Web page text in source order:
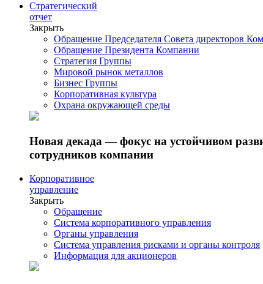
Стратегический
отчет
Закрыть
Обращение Председателя Совета директоров
Обращение Президента Компании
Стратегия Группы
Мировой рынок металлов
Бизнес Группы
Корпоративная культура
Охрана окружающей среды
Новая декада — фокус на устойчивом
сотрудников компании
Корпоративное
управление
Закрыть
Обращение
Система корпоративного управления
Органы управления
Система управления рисками и органы контроля
Информация для акционеров